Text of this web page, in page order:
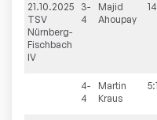
21.10.2025
TSV
Nürnberg-
Fischbach
IV
3-
4
Majid
Ahoupay
4-
4
Martin
Kraus